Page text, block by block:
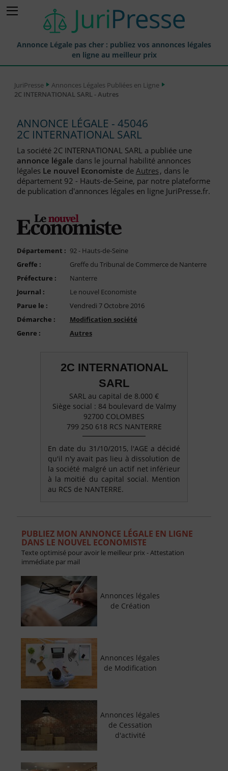
Annonce Légale pas cher : publiez vos annonces légales
en ligne au meilleur prix
Annonces Légales Publiées
Journaux Habilités (JAL) Annonces Légales
Départements pour la Publication d'Annonces Légales
Liste des Greffes
Liste des CCI
FAQ
Nous Contacter
Compte PRO
JuriPresse
Annonces Légales Publiées en Ligne
2C INTERNATIONAL SARL - Autres
ANNONCE LÉGALE - 45046
2C INTERNATIONAL SARL
La société 2C INTERNATIONAL SARL a publiée une
annonce légale dans le journal habilité annonces
légales Le nouvel Economiste deAutres, dans le
département 92 - Hauts-de-Seine, par notre plateforme
de publication d'annonces légales en ligne JuriPresse.fr.
Département : 92 - Hauts-de-Seine
Greffe :
Greffe du Tribunal de Commerce de Nanterre
Préfecture :
Nanterre
Journal :
Le nouvel Economiste
Parue le :
Vendredi 7 Octobre 2016
Démarche :
Modification société
Genre :
Autres
2C INTERNATIONAL
SARL
SARL au capital de 8.000 €
Siège social : 84 boulevard de Valmy
92700 COLOMBES
799 250 618 RCS NANTERRE
En date du 31/10/2015, l'AGE a décidé
qu'il n'y avait pas lieu à dissolution de
la société malgré un actif net inférieur
à la moitié du capital social. Mention
au RCS de NANTERRE.
PUBLIEZ MON ANNONCE LÉGALE EN LIGNE
DANS LE NOUVEL ECONOMISTE
Texte optimisé pour avoir le meilleur prix - Attestation
immédiate par mail
Annonces légales
de Création
Annonces légales
de Modification
Annonces légales
de Cessation
d'activité